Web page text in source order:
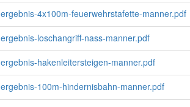
ergebnis-4x100m-feuerwehrstafette-manner.pdf
ergebnis-loschangriff-nass-manner.pdf
ergebnis-hakenleitersteigen-manner.pdf
ergebnis-100m-hindernisbahn-manner.pdf